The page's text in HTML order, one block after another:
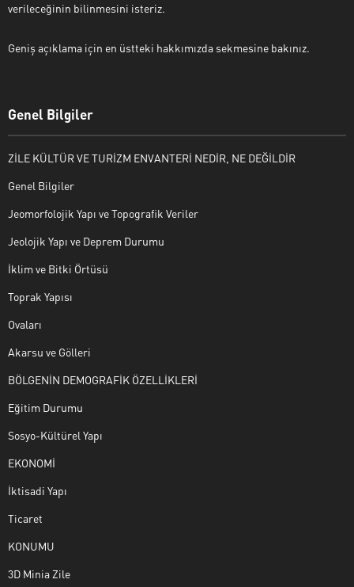
verileceğinin bilinmesini isteriz.
Geniş açıklama için en üstteki hakkımızda sekmesine bakınız.
Genel Bilgiler
ZİLE KÜLTÜR VE TURİZM ENVANTERİ NEDİR, NE DEĞİLDİR
Genel Bilgiler
Jeomorfolojik Yapı ve Topografik Veriler
Jeolojik Yapı ve Deprem Durumu
İklim ve Bitki Örtüsü
Toprak Yapısı
Ovaları
Akarsu ve Gölleri
BÖLGENİN DEMOGRAFİK ÖZELLİKLERİ
Eğitim Durumu
Sosyo-Kültürel Yapı
EKONOMİ
İktisadi Yapı
Ticaret
KONUMU
3D Minia Zile